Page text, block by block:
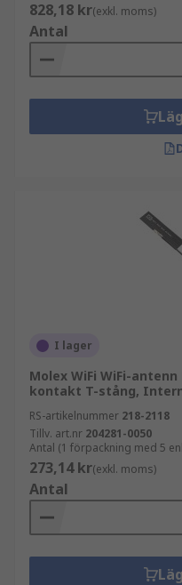
828,18 kr(exkl. moms)
Antal
I lager
Molex WiFi WiFi-antenn
kontakt T-stång,
RS-artikelnummer 218-2118
Tillv. art.nr 204281-0050
Antal (1 förpackning med 5
273,14 kr(exkl. moms)
Antal